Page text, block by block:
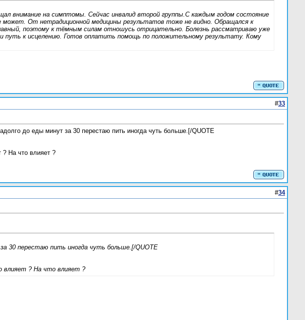
внимание на симптомы. Сейчас инвалид второй группы.С каждым годом состояние
может. От нетрадиционной медицины результатов тоже не видно. Обращался к
поэтому к тёмным силам отношусь отрицательно. Болезнь рассматриваю уже
путь к исцелению. Готов оплатить помощь по положительному результату. Кому
#33
до еды минут за 30 перестаю пить иногда чуть больше.[/QUOTE
? На что влияет ?
#34
30 перестаю пить иногда чуть больше.[/QUOTE
влияет ? На что влияет ?